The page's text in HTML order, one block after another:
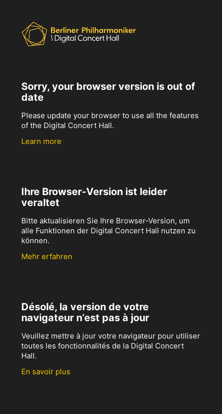
Sorry, your browser version is out of
date
Please update your browser to use all the features
of the Digital Concert Hall.
Learn more
Ihre Browser-Version ist leider
veraltet
Bitte aktualisieren Sie Ihre Browser-Version, um
alle Funktionen der Digital Concert Hall nutzen zu
können.
Mehr erfahren
Désolé, la version de votre
navigateur n’est pas à jour
Veuillez mettre à jour votre navigateur pour utiliser
toutes les fonctionnalités de la Digital Concert
Hall.
En savoir plus